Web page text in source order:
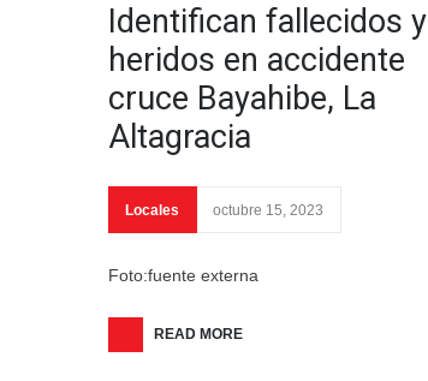
Identifican fallecidos y
heridos en accidente
cruce Bayahibe, La
Altagracia
Locales octubre 15, 2023
Foto:fuente externa
READ MORE